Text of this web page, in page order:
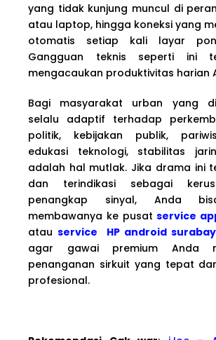
yang tidak kunjung muncul di
atau laptop, hingga koneksi yang
otomatis setiap kali layar
Gangguan teknis seperti ini
mengacaukan produktivitas harian
Bagi masyarakat urban yang
selalu adaptif terhadap
politik, kebijakan publik,
edukasi teknologi, stabilitas
adalah hal mutlak. Jika drama ini
dan terindikasi sebagai
penangkap sinyal, Anda
membawanya ke pusatservice
atauservice HP android
agar gawai premium Anda
penanganan sirkuit yang tepat
profesional.